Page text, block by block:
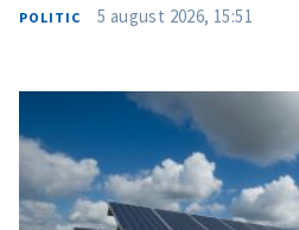
SUSȚINE
POLITIC 5 august 2026, 15:51